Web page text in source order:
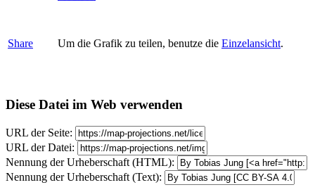
Share Um die Grafik zu teilen, benutze die Einzelansicht.
Diese Datei im Web verwenden
URL der Seite:
URL der Datei:
Nennung der Urheberschaft (HTML):
Nennung der Urheberschaft (Text):